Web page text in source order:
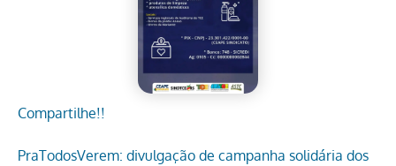
Compartilhe!!
PraTodosVerem: divulgação de campanha solidária dos